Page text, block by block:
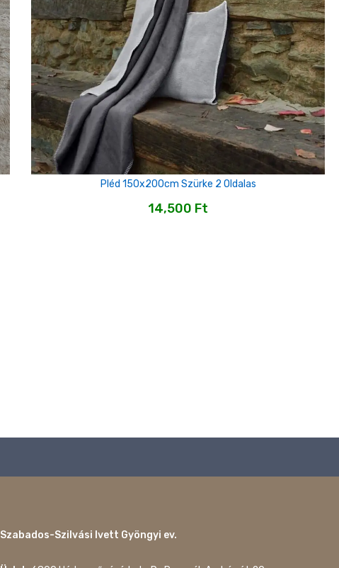
Pléd 150x200cm Szürke 2 Oldalas
14,500 Ft
Szabados-Szilvási Ivett Gyöngyi ev.